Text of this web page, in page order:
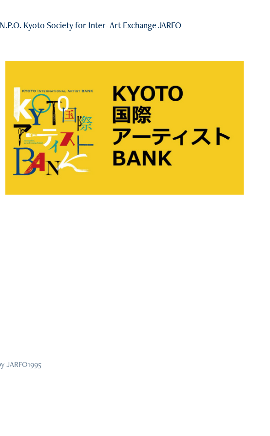
Kyoto Society for Inter- Art Exchange JARFO
2023
KYOTO国際アーティストBANK
JARFO1995